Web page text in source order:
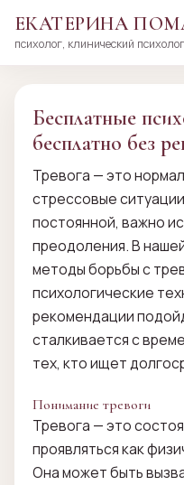
ЕКАТЕРИНА
психолог, клинический психолог
Бесплатные
бесплатно без
Тревога — это
стрессовые
постоянной, важно
преодоления. В
методы борьбы с
психологические
рекомендации
сталкивается с
тех, кто ищет
Понимание тревоги
Тревога — это
проявляться как
Она может быть